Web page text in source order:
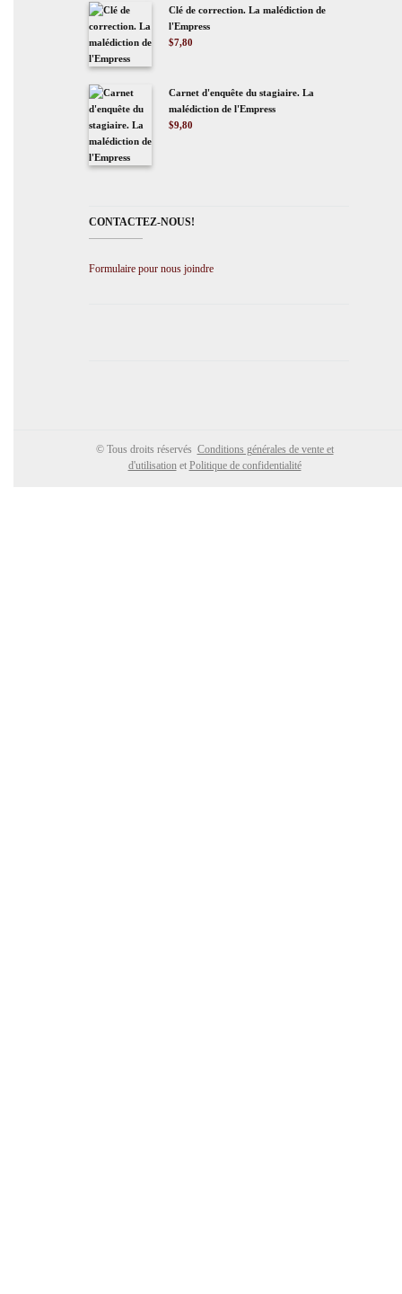
Clé de correction. La malédiction de
l'Empress
$7,80
Carnet d'enquête du stagiaire. La
malédiction de l'Empress
$9,80
CONTACTEZ-NOUS!
Formulaire pour nous joindre
© Tous droits réservés Conditions générales de vente et
d'utilisation et Politique de confidentialité